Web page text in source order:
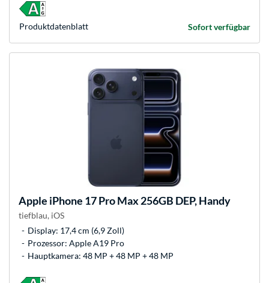
Sofort verfügbar
Produkt­datenblatt
Apple iPhone 17 Pro Max 256GB DEP, Handy
tiefblau, iOS
Display: 17,4 cm (6,9 Zoll)
Prozessor: Apple A19 Pro
Hauptkamera: 48 MP + 48 MP + 48 MP